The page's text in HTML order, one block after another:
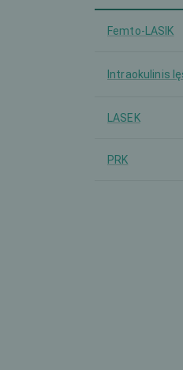
Femto-LASIK
Intraokulinis
LASEK
PRK